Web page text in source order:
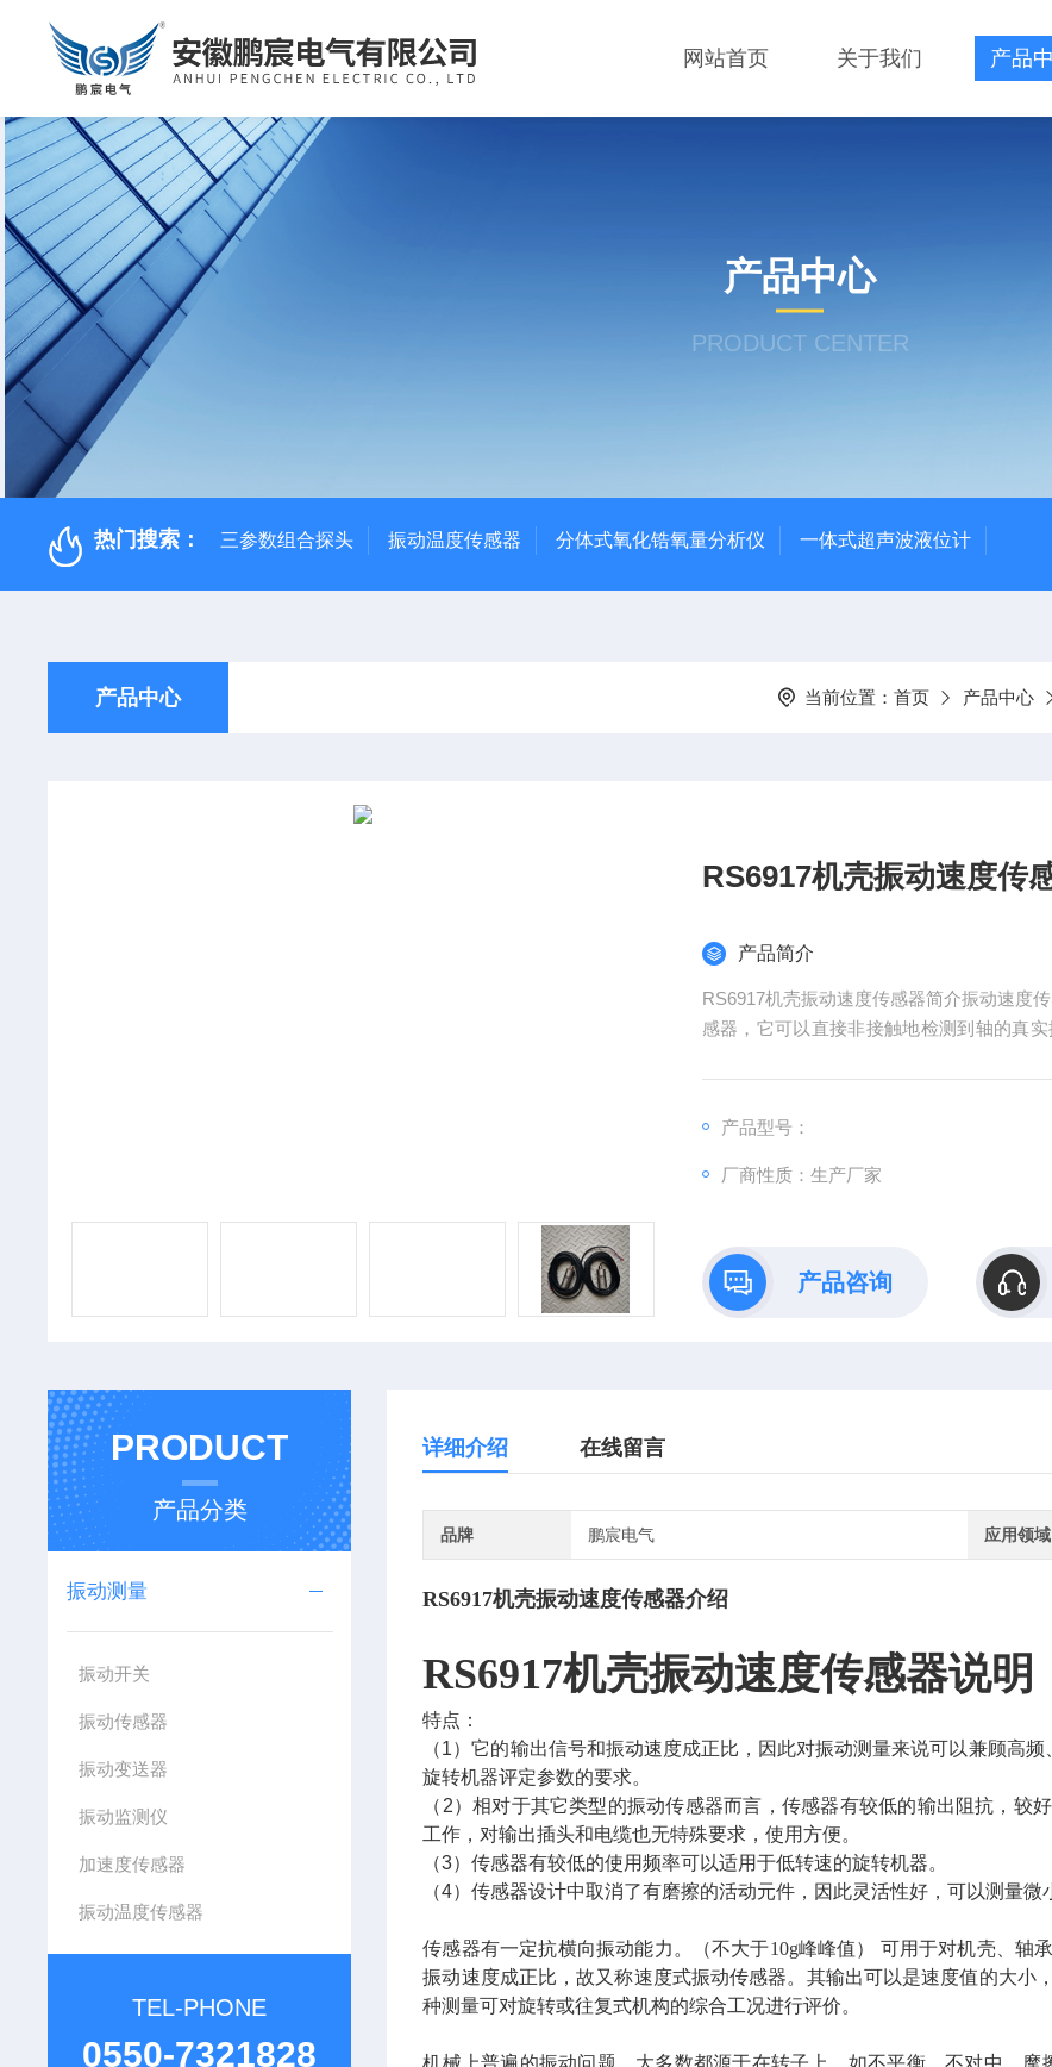
网站首页 关于我们 产品
产品中心
PRODUCT CENTER
热门搜索： 三参数组合探头 振动温度传感器 分体式氧化锆氧量分析仪 一体式超声波液位计
产品中心 当前位置： 首页 产品中心
RS6917机壳振动速度传
产品简介
RS6917机壳振动速度传感器简介振动速度
感器，它可以直接非接触地检测到轴的真
产品型号：
厂商性质：生产厂家
产品咨询
PRODUCT
产品分类
振动测量
振动开关
振动传感器
振动变送器
振动监测仪
加速度传感器
振动温度传感器
TEL-PHONE
0550-7321828
详细介绍 在线留言
品牌 鹏宸电气 应用领域
RS6917机壳振动速度传感器介绍
RS6917机壳振动速度传感器说明
特点：
（1）它的输出信号和振动速度成正比，因此对振动测量来说可以兼顾高
旋转机器评定参数的要求。
（2）相对于其它类型的振动传感器而言，传感器有较低的输出阻抗，较
工作，对输出插头和电缆也无特殊要求，使用方便。
（3）传感器有较低的使用频率可以适用于低转速的旋转机器。
（4）传感器设计中取消了有磨擦的活动元件，因此灵活性好，可以测量
传感器有一定抗横向振动能力。（不大于10g峰峰值） 可用于对机壳、轴
振动速度成正比，故又称速度式振动传感器。其输出可以是速度值的大小
种测量可对旋转或往复式机构的综合工况进行评价。
机械上普遍的振动问题，大多数都源于在转子上。如不平衡、不对中、